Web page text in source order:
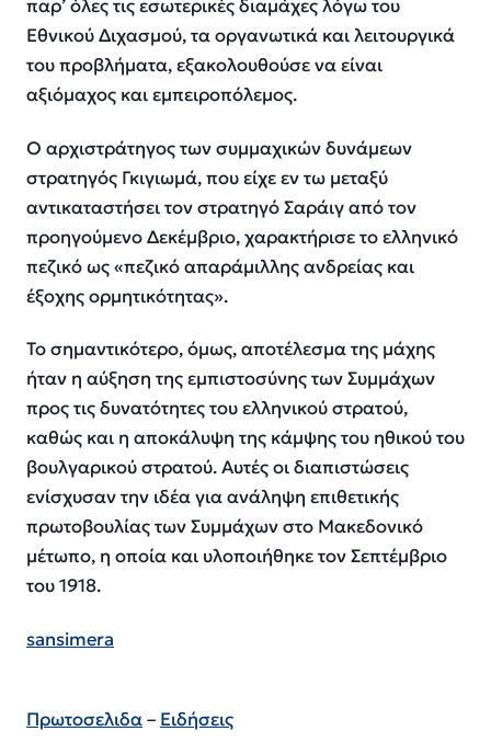
παρ’ όλες τις εσωτερικές διαμάχες λόγω του
Εθνικού Διχασμού, τα οργανωτικά και λειτουργικά
του προβλήματα, εξακολουθούσε να είναι
αξιόμαχος και εμπειροπόλεμος.
O αρχιστράτηγος των συμμαχικών δυνάμεων
στρατηγός Γκιγιωμά, που είχε εν τω μεταξύ
αντικαταστήσει τον στρατηγό Σαράιγ από τον
προηγούμενο Δεκέμβριο, χαρακτήρισε το ελληνικό
πεζικό ως «πεζικό απαράμιλλης ανδρείας και
έξοχης ορμητικότητας».
Το σημαντικότερο, όμως, αποτέλεσμα της μάχης
ήταν η αύξηση της εμπιστοσύνης των Συμμάχων
προς τις δυνατότητες του ελληνικού στρατού,
καθώς και η αποκάλυψη της κάμψης του ηθικού του
βουλγαρικού στρατού. Αυτές οι διαπιστώσεις
ενίσχυσαν την ιδέα για ανάληψη επιθετικής
πρωτοβουλίας των Συμμάχων στο Μακεδονικό
μέτωπο, η οποία και υλοποιήθηκε τον Σεπτέμβριο
του 1918.
sansimera
Πρωτοσελιδα– Ειδήσεις